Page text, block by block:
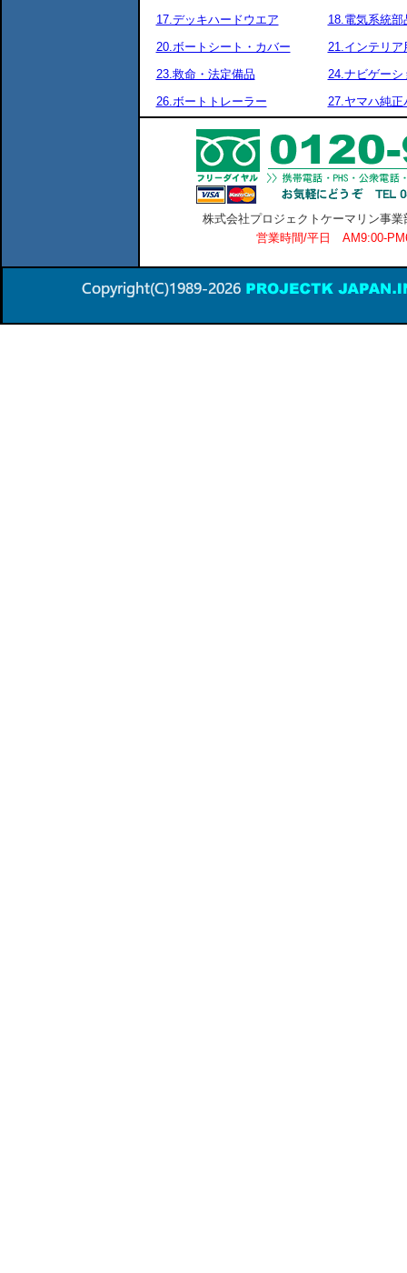
17.デッキハードウエア
18.電気系統部
20.ボートシート・カバー
21.インテリア
23.救命・法定備品
24.ナビゲーシ
26.ボートトレーラー
27.ヤマハ純正
株式会社プロジェクトケーマリン事
営業時間/平日 AM9:00-